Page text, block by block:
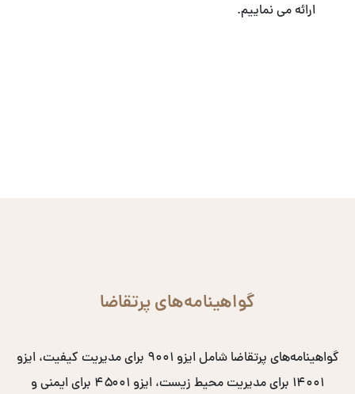
ارائه می نماییم.
گواهینامه‌های پرتقاضا
گواهینامه‌های پرتقاضا شامل ایزو ۹۰۰۱ برای مدیریت کیفیت، ایزو
۱۴۰۰۱ برای مدیریت محیط زیست، ایزو ۴۵۰۰۱ برای ایمنی و